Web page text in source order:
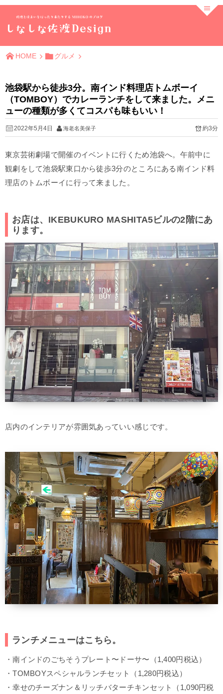
HOME グルメ
池袋駅から徒歩3分。南インド料理店トムボーイ
（TOMBOY）でカレーランチをして来ました。メニ
ューの種類が多くてコスパも味もいい！
2022年5月4日 海老名美保子 約3分
東京芸術劇場で開催のイベントに行くため池袋へ。午前中に
観劇をして池袋駅東口から徒歩3分のところにある南インド料
理店のトムボーイに行って来ました。
お店は、IKEBUKURO MASHITA5ビルの2階にあ
ります。
店内のインテリアが雰囲気あっていい感じです。
ランチメニューはこちら。
・南インドのごちそうプレート〜ドーサ〜（1,400円税込）
・TOMBOYスペシャルランチセット（1,280円税込）
・幸せのチーズナン＆リッチバターチキンセット（1,090円税